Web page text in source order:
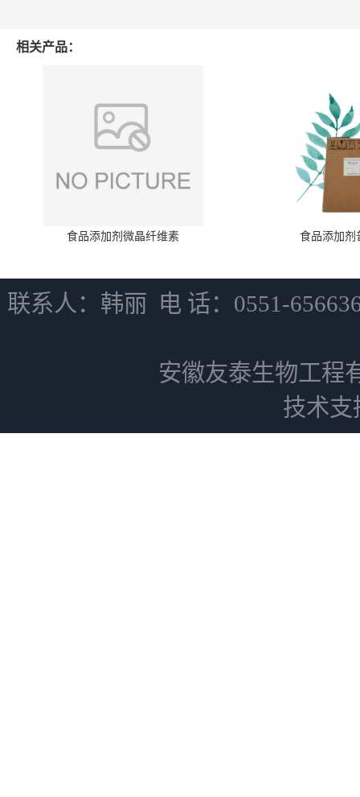
相关产品：
食品添加剂微晶纤维素 食品添加剂
联系人：韩丽 电 话：0551-
安徽友泰生物工程
技术